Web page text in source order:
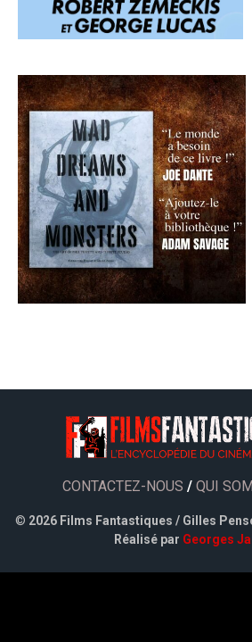
CONTACTEZ-NOUS / QUI
© 2026 Films Fantastiques / Gilles
Réalisé par Georges